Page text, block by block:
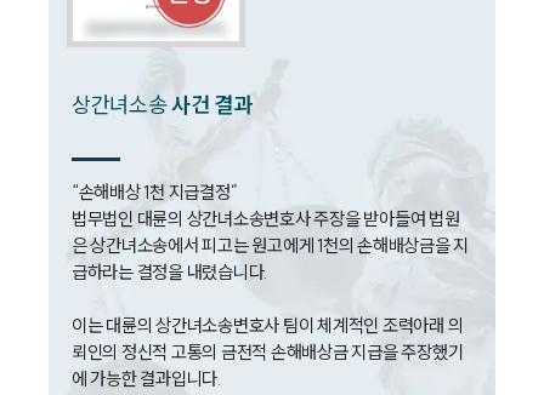
법률 블로그
뉴스레터/브로슈어
세미나
대륜법률상담예약
대륜법률상담예약
상간녀소송사건 결과
“손해배상 1천 지급결정”
법무법인 대륜의 상간녀소송변호사 주장을 받아들여 법원
은 상간녀소송에서 피고는 원고에게 1천의 손해배상금을 지
급하라는 결정을 내렸습니다.
이는 대륜의 상간녀소송변호사 팀이 체계적인 조력아래 의
뢰인의 정신적 고통의 금전적 손해배상금 지급을 주장했기
에 가능한 결과입니다.